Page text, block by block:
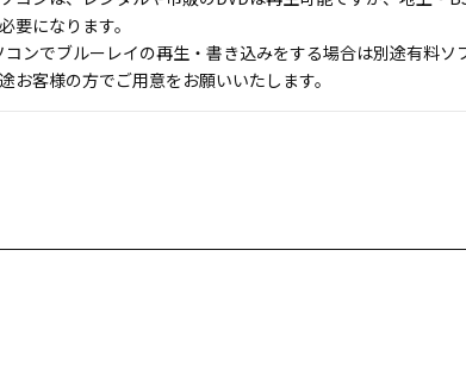
要になります。
ンでブルーレイの再生・書き込みをする場合は別途有料ソ
客様の方でご用意をお願いいたします。